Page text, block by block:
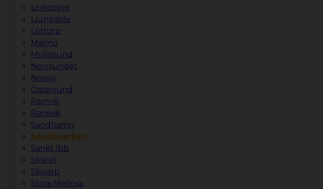
Linköping
Ljungskile
Löttorp
Malmö
Mollösund
Norrsundet
Norsjö
Östersund
Ramvik
Ransvik
Sandhamn
Sandöverken
Sankt Ibb
Skäret
Skivarp
Stora Mellösa